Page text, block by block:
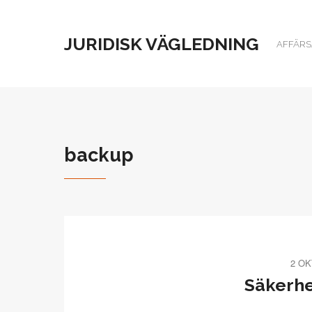
JURIDISK VÄGLEDNING
backup
2